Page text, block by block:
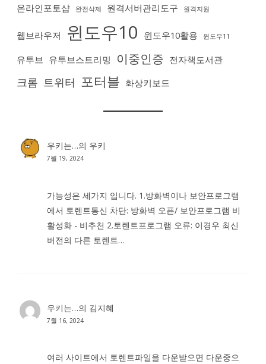
온라인포토샵 완전삭제 원격서버관리도구 원격지원
웹브라우저 윈도우10 윈도우10활용 윈도우11
유투브 유투브스트리밍 이중인증 전자책도서관
크롬 트위터 포터블 화상키보드
우키는…의 우키
7월 19, 2024
가능성은 세가지 입니다. 1.방화벽이나 보안프로그램
에서 토렌트통신 차단: 방화벽 오픈/ 보안프로그램 비
활성화 - 비추천 2.토렌트프로그램 오류: 이경우 최신
버전의 다른 토렌트…
우키는…의 김지혜
7월 16, 2024
여러 사이트에서 토렌트파일을 다운받으면 다운중으